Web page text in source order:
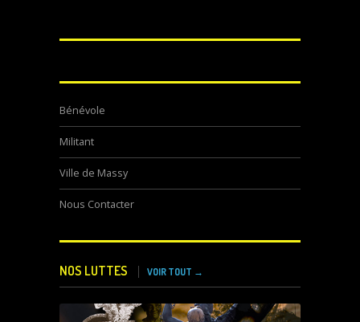
Bénévole
Militant
Ville de Massy
Nous Contacter
NOS LUTTES VOIR TOUT →